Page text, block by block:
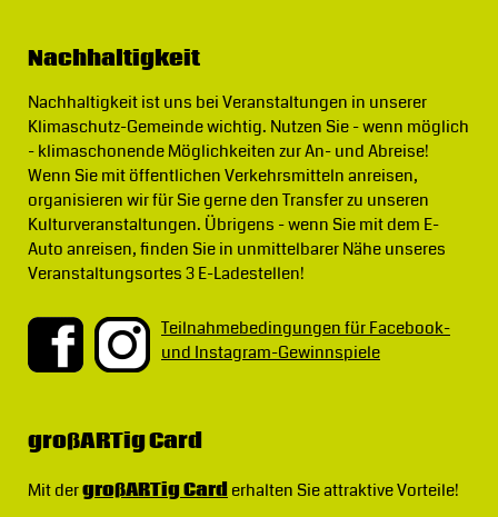
Nachhaltigkeit
Nachhaltigkeit ist uns bei Veranstaltungen in unserer
Klimaschutz-Gemeinde wichtig. Nutzen Sie - wenn möglich
- klimaschonende Möglichkeiten zur An- und Abreise!
Wenn Sie mit öffentlichen Verkehrsmitteln anreisen,
organisieren wir für Sie gerne den Transfer zu unseren
Kulturveranstaltungen. Übrigens - wenn Sie mit dem E-
Auto anreisen, finden Sie in unmittelbarer Nähe unseres
Veranstaltungsortes 3 E-Ladestellen!
Teilnahmebedingungen für Facebook-
und Instagram-Gewinnspiele
großARTig Card
Mit dergroßARTig Carderhalten Sie attraktive Vorteile!